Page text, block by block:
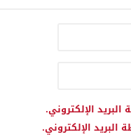
الإلكتروني.
الإلكتروني.